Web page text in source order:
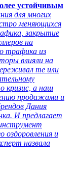
устойчивым
для многих
меняющихся
закрытие
на
трафика из
влияли на
те или
кризис, а наш
продажами и
Дания
И предлагает
оздоровления и
назвала